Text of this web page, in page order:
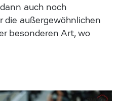
auch noch
die außergewöhnlichen
besonderen Art, wo